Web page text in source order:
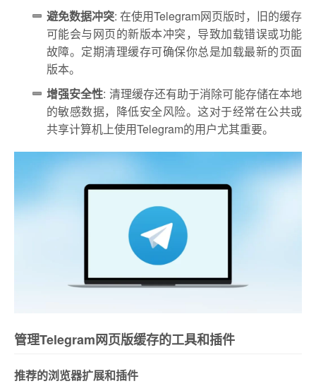
避免数据冲突: 在使用Telegram网页版时，旧的缓存
可能会与网页的新版本冲突，导致加载错误或功能
故障。定期清理缓存可确保你总是加载最新的页面
版本。
增强安全性: 清理缓存还有助于消除可能存储在本地
的敏感数据，降低安全风险。这对于经常在公共或
共享计算机上使用Telegram的用户尤其重要。
管理Telegram网页版缓存的工具和插件
推荐的浏览器扩展和插件